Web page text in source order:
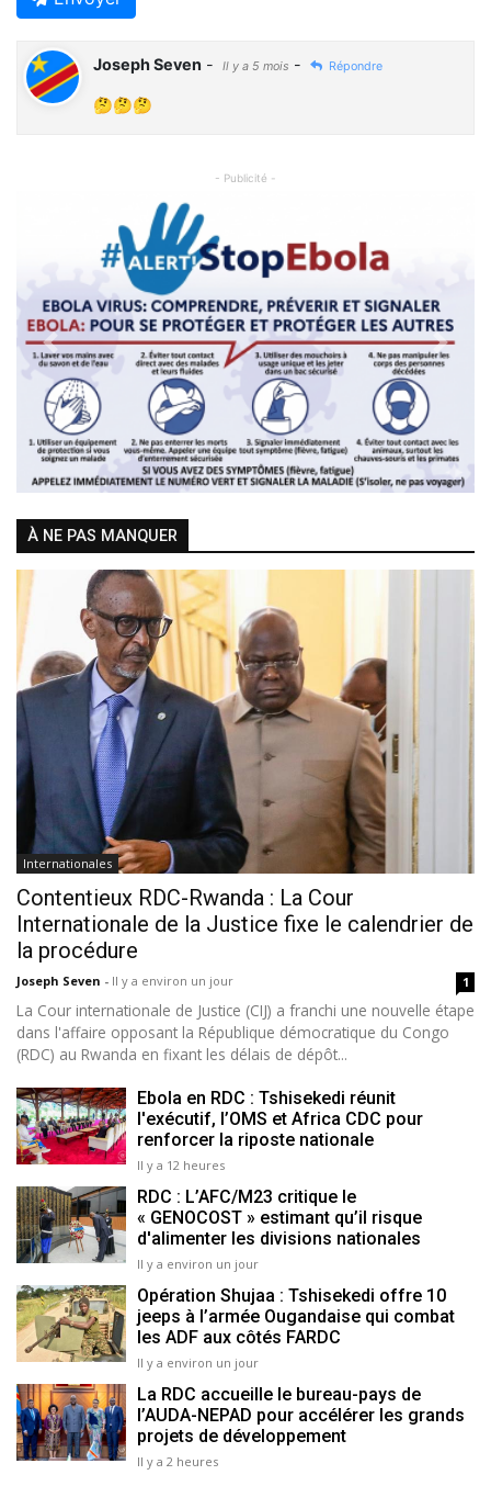
Joseph Seven - Il y a 5 mois - Répondre
🤔🤔🤔
- Publicité -
Previous Next
À NE PAS MANQUER
Internationales
Contentieux RDC-Rwanda : La Cour
Internationale de la Justice fixe le calendrier de
la procédure
Joseph Seven - Il y a environ un jour 1
La Cour internationale de Justice (CIJ) a franchi une nouvelle étape
dans l'affaire opposant la République démocratique du Congo
(RDC) au Rwanda en fixant les délais de dépôt...
Ebola en RDC : Tshisekedi réunit
l'exécutif, l’OMS et Africa CDC pour
renforcer la riposte nationale
Il y a 12 heures
RDC : L’AFC/M23 critique le
« GENOCOST » estimant qu’il risque
d'alimenter les divisions nationales
Il y a environ un jour
Opération Shujaa : Tshisekedi offre 10
jeeps à l’armée Ougandaise qui combat
les ADF aux côtés FARDC
Il y a environ un jour
La RDC accueille le bureau-pays de
l’AUDA-NEPAD pour accélérer les grands
projets de développement
Il y a 2 heures